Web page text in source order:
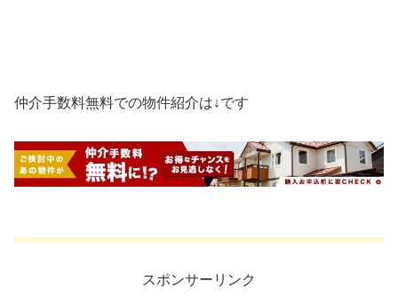
仲介手数料無料での物件紹介は↓です
スポンサーリンク